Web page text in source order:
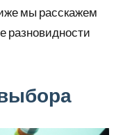
мы расскажем
разновидности